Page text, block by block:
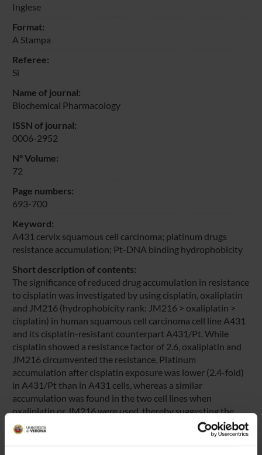
Inglese
Format:
A Stampa
Referee:
Sì
Name of journal:
Biochemical Pharmacology
ISSN of journal:
0006-2952
N° Volume:
72
Page numbers:
693-700
Keyword:
A431 cervix squamous cell carcinoma; platinum drugs
resistance accumulation; Pt-DNA binding hydrophobicity
Short description of contents:
The significance of reduced drug accumulation in resistance
to cisplatin was investigated by using cisplatin, oxaliplatin
and JM216 (hydrophobicity rank: JM216 > oxaliplatin >
cisplatin) in human squamous cell carcinoma cell line A431
and its cisplatin-resistant counterpart A431/Pt. While
cisplatin showed a resistance factor of 2.6, oxaliplatin and
JM216 circumvented the resistance. Platinum
accumulation after cisplatin exposure was lower (2.4-fold)
in A431/Pt than in A431 cells, whereas a similar
accumulation was found in the two cell lines when
oxaliplatin or JM216 were used, thereby suggesting the
capability of the latter drugs to bypass the accumulation
defect. In the A431 cell line platinum accumulated to a
similar extent after exposure to cisplatin, oxaliplatin or